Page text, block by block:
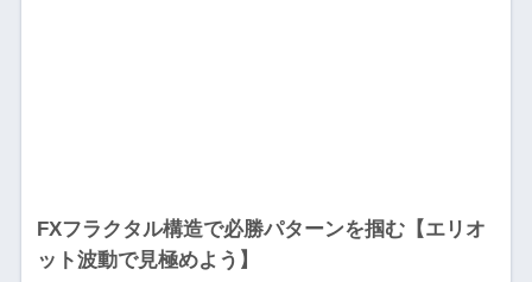
FXフラクタル構造で必勝パターンを掴む【エリオ
ット波動で見極めよう】